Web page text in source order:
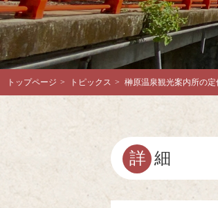
トップページ > トピックス > 榊原温泉観光案内所の
詳細